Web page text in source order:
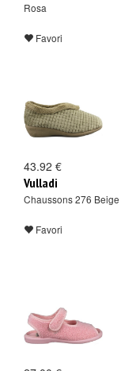
Rosa
Favori
43.92 €
Vulladi
Chaussons 276 Beige
Favori